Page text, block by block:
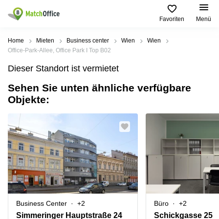
Favoriten Menü
Mieten / Vermieten
Produktseiten
Büro
mieten
Coworking
Seminarraum
Virtual
Office
Beliebte
Städte
Büro
mieten
Coworking
Space
Wien
Seminarraum
Wien
Geschäftsadresse
mieten Wien
Büro
Beliebte
Suchanfragen
Tuchlauben
7A
Ungar-
Platz 2
Ausstellungsstraße
50
Wienerbergstraße
11
Margaretenstraße
70
Hilfe
Über uns
Büro vermieten
Preis
Anmelden
Home Mieten Business center Wien
Wien
Office-Park-Allee, Office Park I Top B02
Dieser Standort ist vermietet
Sehen Sie unten ähnliche verfügbare
Objekte:
Business Center +2
Simmeringer Hauptstraße 24
Büro +2
Schickgasse 25